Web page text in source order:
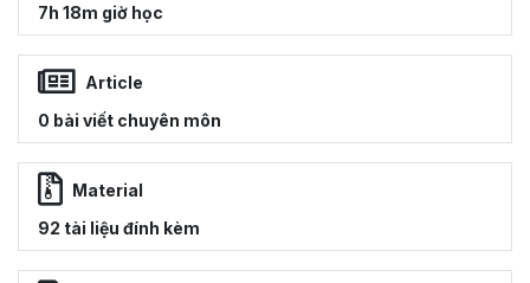
7h 18m giờ học
Article
0 bài viết chuyên môn
Material
92 tài liệu đính kèm